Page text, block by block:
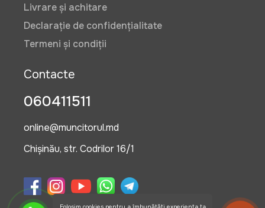
Dopuri pentru urechi WOKIN
Art:457000
Casti de protectie fonica Wokin
Art:457200
Livrare și achitare
Declarație de confidențialitate
Termeni și condiții
Contacte
060411511
online@muncitorul.md
Chișinău, str. Codrilor 16/1